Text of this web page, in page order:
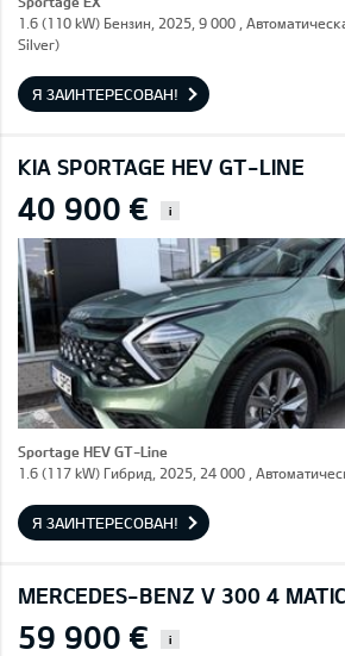
1.6 (110 kW) Бензин, 2025, 9 000 ,
Silver)
Я ЗАИНТЕРЕСОВАН!
KIA SPORTAGE HEV GT-LINE
40 900 € i
Sportage HEV GT-Line
1.6 (117 kW) Гибрид, 2025, 24 000 ,
Я ЗАИНТЕРЕСОВАН!
MERCEDES-BENZ V 300 4
59 900 € i